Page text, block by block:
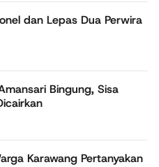
dan Lepas Dua Perwira
Bingung, Sisa
Karawang Pertanyakan